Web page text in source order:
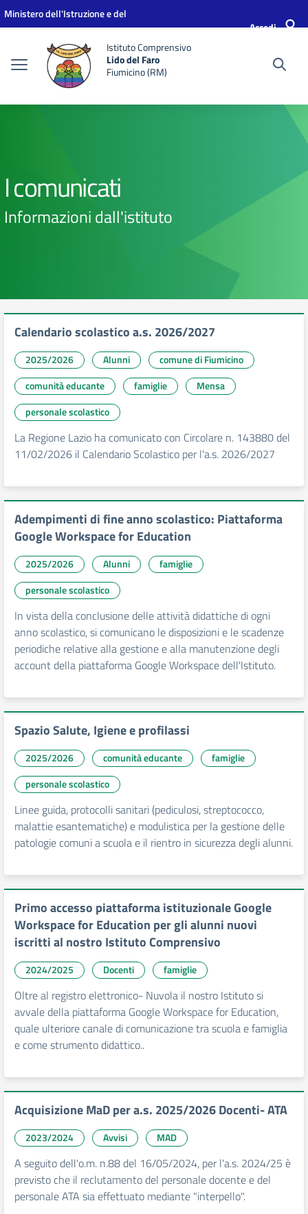
Vai ai contenuti
Vai al menu di navigazione
Vai al footer
Ministero dell'Istruzione e del
Accedi
Istituto Comprensivo
Lido del Faro
Fiumicino (RM)
I comunicati
Informazioni dall'istituto
Calendario scolastico a.s. 2026/2027
2025/2026 Alunni
comune di Fiumicino
comunità educante
famiglie
Mensa
personale scolastico
La Regione Lazio ha comunicato con Circolare n. 143880 del
11/02/2026 il Calendario Scolastico per l'a.s. 2026/2027
Adempimenti di fine anno scolastico: Piattaforma
Google Workspace for Education
2025/2026 Alunni
famiglie
personale scolastico
In vista della conclusione delle attività didattiche di ogni
anno scolastico, si comunicano le disposizioni e le scadenze
periodiche relative alla gestione e alla manutenzione degli
account della piattaforma Google Workspace dell'Istituto.
Spazio Salute, Igiene e profilassi
2025/2026 comunità educante
famiglie
personale scolastico
Linee guida, protocolli sanitari (pediculosi, streptococco,
malattie esantematiche) e modulistica per la gestione delle
patologie comuni a scuola e il rientro in sicurezza degli alunni.
Primo accesso piattaforma istituzionale Google
Workspace for Education per gli alunni nuovi
iscritti al nostro Istituto Comprensivo
2024/2025 Docenti famiglie
Oltre al registro elettronico- Nuvola il nostro Istituto si
avvale della piattaforma Google Workspace for Education,
quale ulteriore canale di comunicazione tra scuola e famiglia
e come strumento didattico..
Acquisizione MaD per a.s. 2025/2026 Docenti- ATA
2023/2024 Avvisi MAD
A seguito dell'o.m. n.88 del 16/05/2024, per l'a.s. 2024/25 è
previsto che il reclutamento del personale docente e del
personale ATA sia effettuato mediante "interpello".